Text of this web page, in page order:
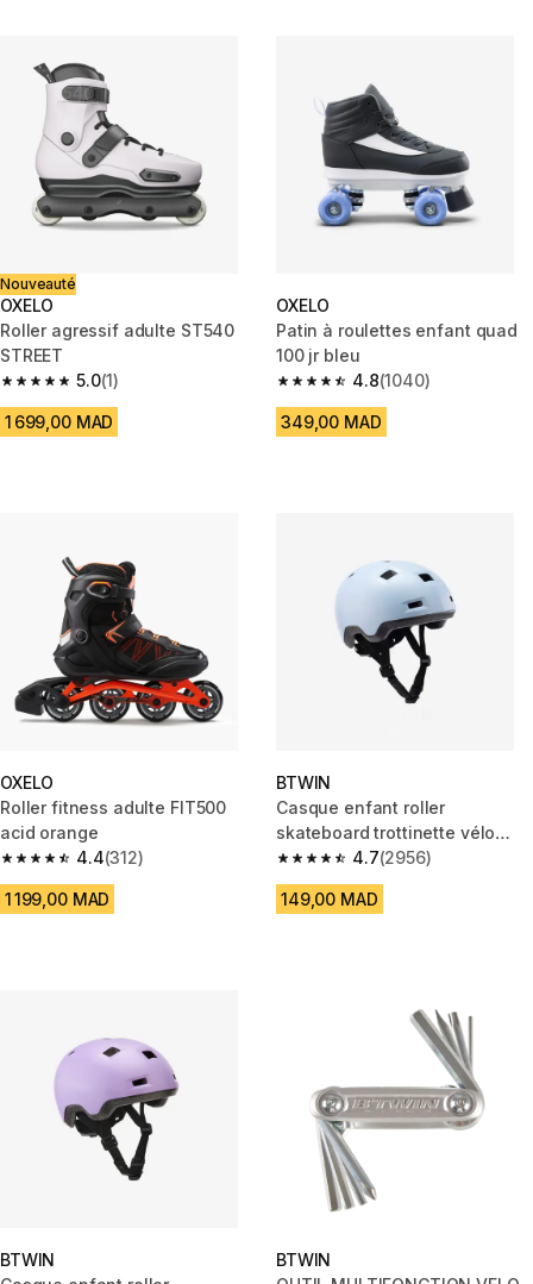
Nouveauté
OXELO
Roller agressif adulte ST540
STREET
5.0
5.0 out of 5 stars from 1 reviews
(1)
1 699,00 MAD
OXELO
Patin à roulettes enfant quad
100 jr bleu
4.8
4.8 out of 5 stars from 1040
(1040)
349,00 MAD
OXELO
Roller fitness adulte FIT500
acid orange
4.4
4.4 out of 5 stars from 312 reviews
(312)
1 199,00 MAD
BTWIN
Casque enfant roller
skateboard trottinette vélo
B100 bleu pastel
4.7
4.7 out of 5 stars from 2956
(2956)
149,00 MAD
BTWIN
BTWIN